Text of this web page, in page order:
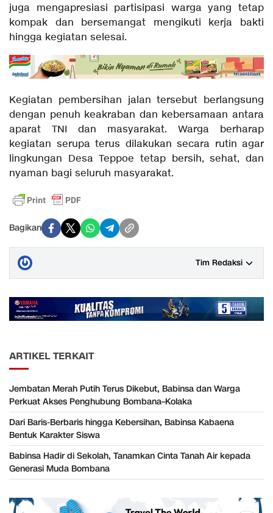
juga mengapresiasi partisipasi warga yang tetap
kompak dan bersemangat mengikuti kerja bakti
hingga kegiatan selesai.
Kegiatan pembersihan jalan tersebut berlangsung
dengan penuh keakraban dan kebersamaan antara
aparat TNI dan masyarakat. Warga berharap
kegiatan serupa terus dilakukan secara rutin agar
lingkungan Desa Teppoe tetap bersih, sehat, dan
nyaman bagi seluruh masyarakat.
Bagikan
Tim Redaksi
ARTIKEL TERKAIT
Jembatan Merah Putih Terus Dikebut, Babinsa dan Warga
Perkuat Akses Penghubung Bombana–Kolaka
Dari Baris-Berbaris hingga Kebersihan, Babinsa Kabaena
Bentuk Karakter Siswa
Babinsa Hadir di Sekolah, Tanamkan Cinta Tanah Air kepada
Generasi Muda Bombana